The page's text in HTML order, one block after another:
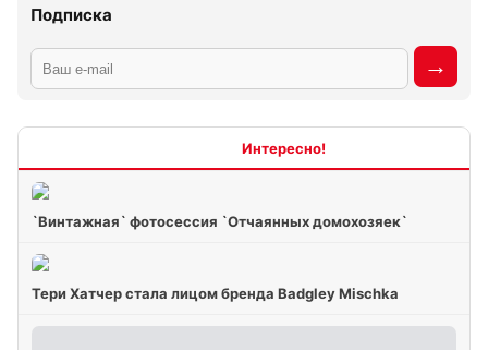
Подписка
`Винтажная` фотосессия `Отчаянных домохозяек`
Тери Хатчер стала лицом бренда Badgley Mischka